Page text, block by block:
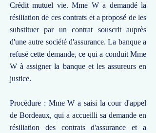
Crédit mutuel vie. Mme W a demandé la
résiliation de ces contrats et a proposé de les
substituer par un contrat souscrit auprès
d'une autre société d'assurance. La banque a
refusé cette demande, ce qui a conduit Mme
W à assigner la banque et les assureurs en
justice.
Procédure : Mme W a saisi la cour d'appel
de Bordeaux, qui a accueilli sa demande en
résiliation des contrats d'assurance et a